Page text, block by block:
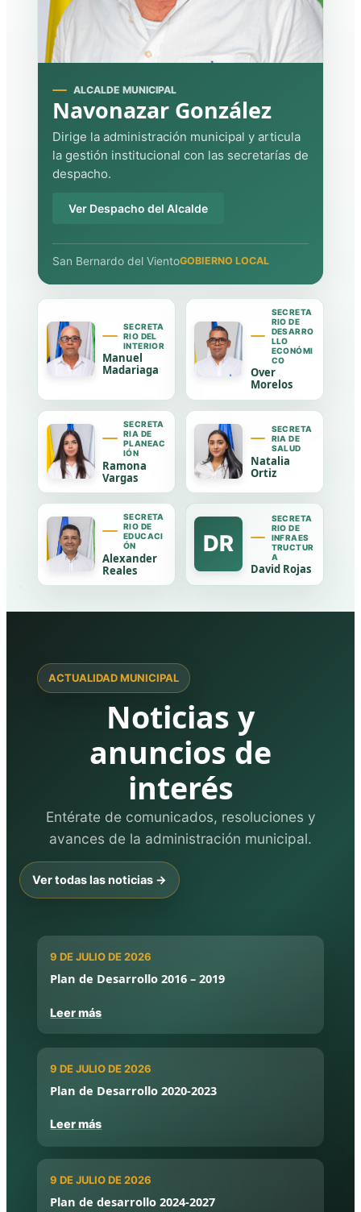
ALCALDE MUNICIPAL
Navonazar González
Dirige la administración municipal y articula
la gestión institucional con las secretarías de
despacho.
Ver Despacho del Alcalde
San Bernardo del VientoGOBIERNO LOCAL
SECRETA
RIO DEL
INTERIOR
Manuel
Madariaga
SECRETA
RIO DE
DESARRO
LLO
ECONÓMI
CO
Over
Morelos
SECRETA
RIA DE
PLANEAC
IÓN
Ramona
Vargas
SECRETA
RIA DE
SALUD
Natalia
Ortiz
SECRETA
RIO DE
EDUCACI
ÓN
Alexander
Reales
DR
SECRETA
RIO DE
INFRAES
TRUCTUR
A
David Rojas
ACTUALIDAD MUNICIPAL
Noticias y
anuncios de
interés
Entérate de comunicados, resoluciones y
avances de la administración municipal.
Ver todas las noticias →
9 DE JULIO DE 2026
Plan de Desarrollo 2016 – 2019
Leer más
9 DE JULIO DE 2026
Plan de Desarrollo 2020-2023
Leer más
9 DE JULIO DE 2026
Plan de desarrollo 2024-2027